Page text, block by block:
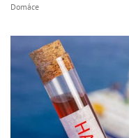
Domáce